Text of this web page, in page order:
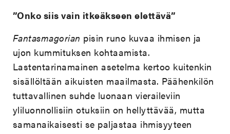
”Onko siis vain itkeäkseen elettävä”
Fantasmagorian pisin runo kuvaa ihmisen ja
ujon kummituksen kohtaamista.
Lastentarinamainen asetelma kertoo kuitenkin
sisällöltään aikuisten maailmasta. Päähenkilön
tuttavallinen suhde luonaan vieraileviin
yliluonnollisiin otuksiin on hellyttävää, mutta
samanaikaisesti se paljastaa ihmisyyteen